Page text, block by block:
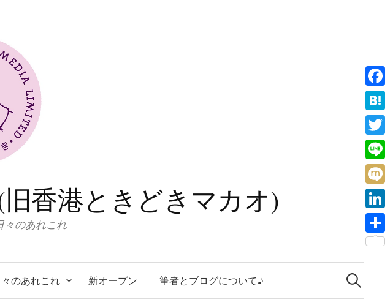
旧香港ときどきマカオ)
々のあれこれ
々のあれこれ 新オープン 筆者とブログについて♪
検
索:
F
a
c
e
b
o
o
k
H
a
t
e
n
a
T
w
i
t
e
L
i
n
e
M
i
x
L
i
共